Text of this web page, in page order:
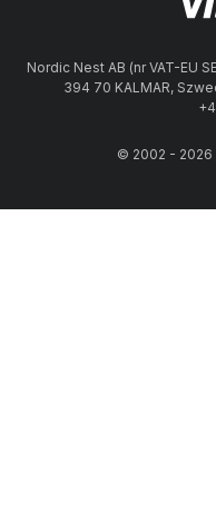
Nordic Nest AB (nr VAT-EU
394 70 KALMAR,
© 2002 - 2026